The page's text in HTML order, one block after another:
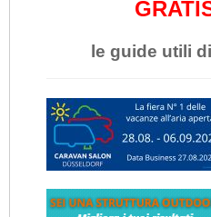
le guide utili